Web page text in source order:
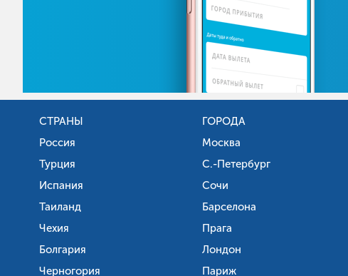
СТРАНЫ
Россия
Турция
Испания
Таиланд
Чехия
Болгария
Черногория
ГОРОДА
Москва
С.-Петербург
Сочи
Барселона
Прага
Лондон
Париж